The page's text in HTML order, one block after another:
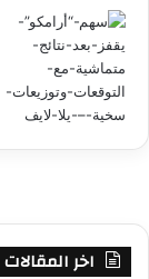
اخر المقالات